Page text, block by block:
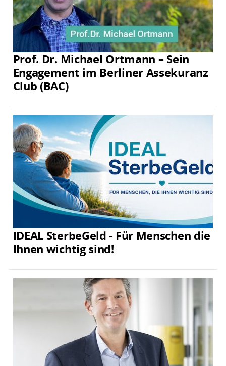
Prof. Dr. Michael Ortmann – Sein
Engagement im Berliner Assekuranz
Club (BAC)
IDEAL SterbeGeld - Für Menschen die
Ihnen wichtig sind!